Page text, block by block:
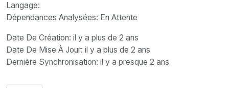
Langage:
Dépendances Analysées: En Attente
Date De Création: il y a plus de 2 ans
Date De Mise À Jour: il y a plus de 2 ans
Dernière Synchronisation: il y a presque 2 ans